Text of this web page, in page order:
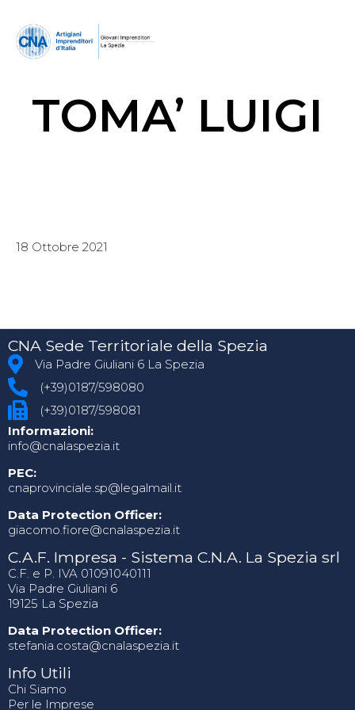
TOMA’ LUIGI
18 Ottobre 2021
CNA Sede Territoriale della Spezia
Via Padre Giuliani 6 La Spezia
(+39)0187/598080
(+39)0187/598081
Informazioni:
info@cnalaspezia.it
PEC:
cnaprovinciale.sp@legalmail.it
Data Protection Officer:
giacomo.fiore@cnalaspezia.it
C.A.F. Impresa - Sistema C.N.A. La Spezia srl
C.F. e P. IVA 01091040111
Via Padre Giuliani 6
19125 La Spezia
Data Protection Officer:
stefania.costa@cnalaspezia.it
Info Utili
Chi Siamo
Per le Imprese